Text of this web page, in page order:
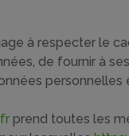
à respecter le
de fournir à
personnelles
prend toutes les